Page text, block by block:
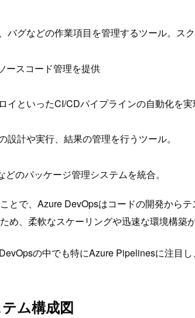
バグなどの作業項目を管理するツール。ス
ースコード管理を提供
イといったCI/CDパイプラインの自動化を実
設計や実行、結果の管理を行うツール。
のパッケージ管理システムを統合。
とで、Azure DevOpsはコードの開発から
め、柔軟なスケーリングや迅速な環境構築
の中でも特にAzure Pipelinesに注目
ム構成図